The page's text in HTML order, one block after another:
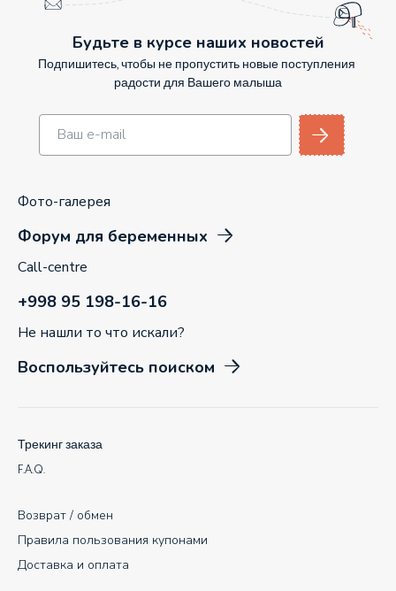
Будьте в курсе наших новостей
Подпишитесь, чтобы не пропустить новые поступления
радости для Вашего малыша
Фото-галерея
Форум для беременных
Call-centre
+998 95 198-16-16
Не нашли то что искали?
Воспользуйтесь поиском
Возврат / обмен
Правила пользования купонами
Доставка и оплата
Трекинг заказа
F.A.Q.